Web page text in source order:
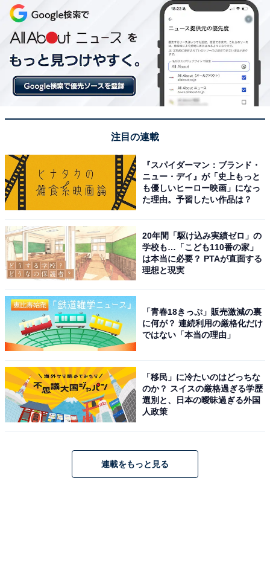
注目の連載
『スパイダーマン：ブランド・
ニュー・デイ』が「史上もっと
も優しいヒーロー映画」になっ
た理由。予習したい作品は？
20年間「駆け込み実績ゼロ」の
学校も…「こども110番の家」
は本当に必要？ PTAが直面する
理想と現実
「青春18きっぷ」販売激減の裏
に何が？ 連続利用の厳格化だけ
ではない「本当の理由」
「移民」に冷たいのはどっちな
のか？ スイスの厳格過ぎる学歴
選別と、日本の曖昧過ぎる外国
人政策
連載をもっと見る